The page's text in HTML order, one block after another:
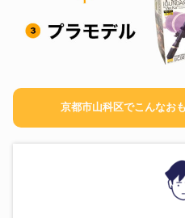
京都市山科区でこんなお